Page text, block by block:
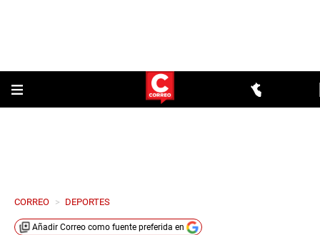
CORREO > DEPORTES
Añadir Correo como fuente preferida en